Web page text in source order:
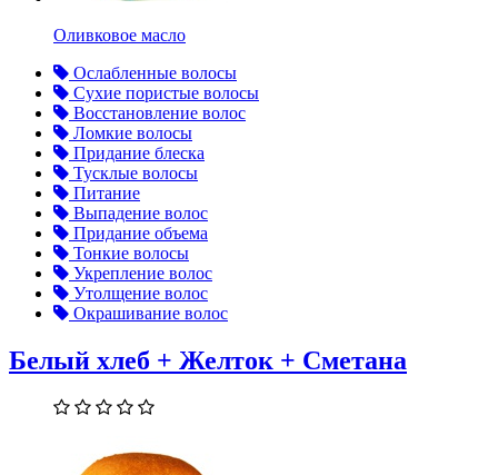
Оливковое масло
Ослабленные волосы
Сухие пористые волосы
Восстановление волос
Ломкие волосы
Придание блеска
Тусклые волосы
Питание
Выпадение волос
Придание объема
Тонкие волосы
Укрепление волос
Утолщение волос
Окрашивание волос
Белый хлеб + Желток + Сметана